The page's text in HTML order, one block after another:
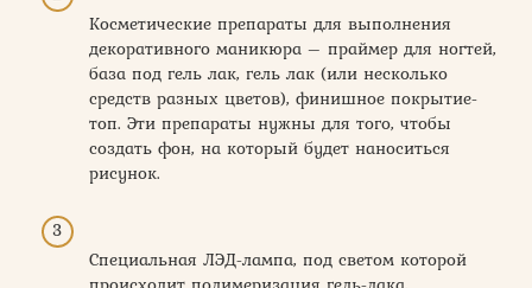
Косметические препараты для выполнения
декоративного маникюра – праймер для ногтей,
база под гель лак, гель лак (или несколько
средств разных цветов), финишное покрытие-
топ. Эти препараты нужны для того, чтобы
создать фон, на который будет наноситься
рисунок.
Специальная ЛЭД-лампа, под светом которой